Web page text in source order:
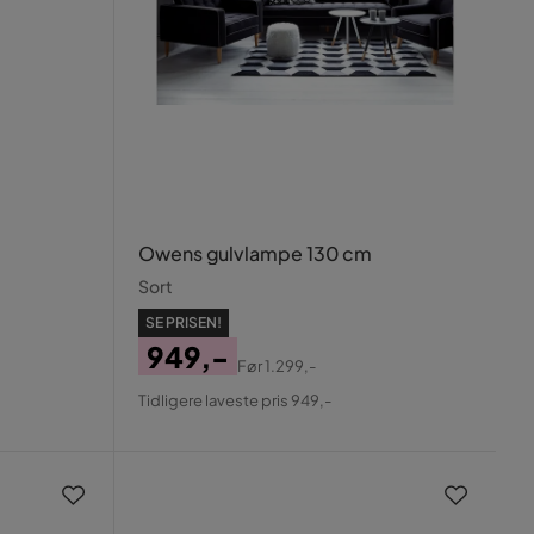
Owens gulvlampe 130 cm
Sort
SE PRISEN!
Pris
949,-
Original
Før1.299,-
Tidligere laveste pris 949,-